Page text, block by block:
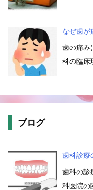
なぜ歯が
歯の痛み
科の臨床
ブログ
歯科診療
歯科の診
科医院の